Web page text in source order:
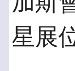
星展